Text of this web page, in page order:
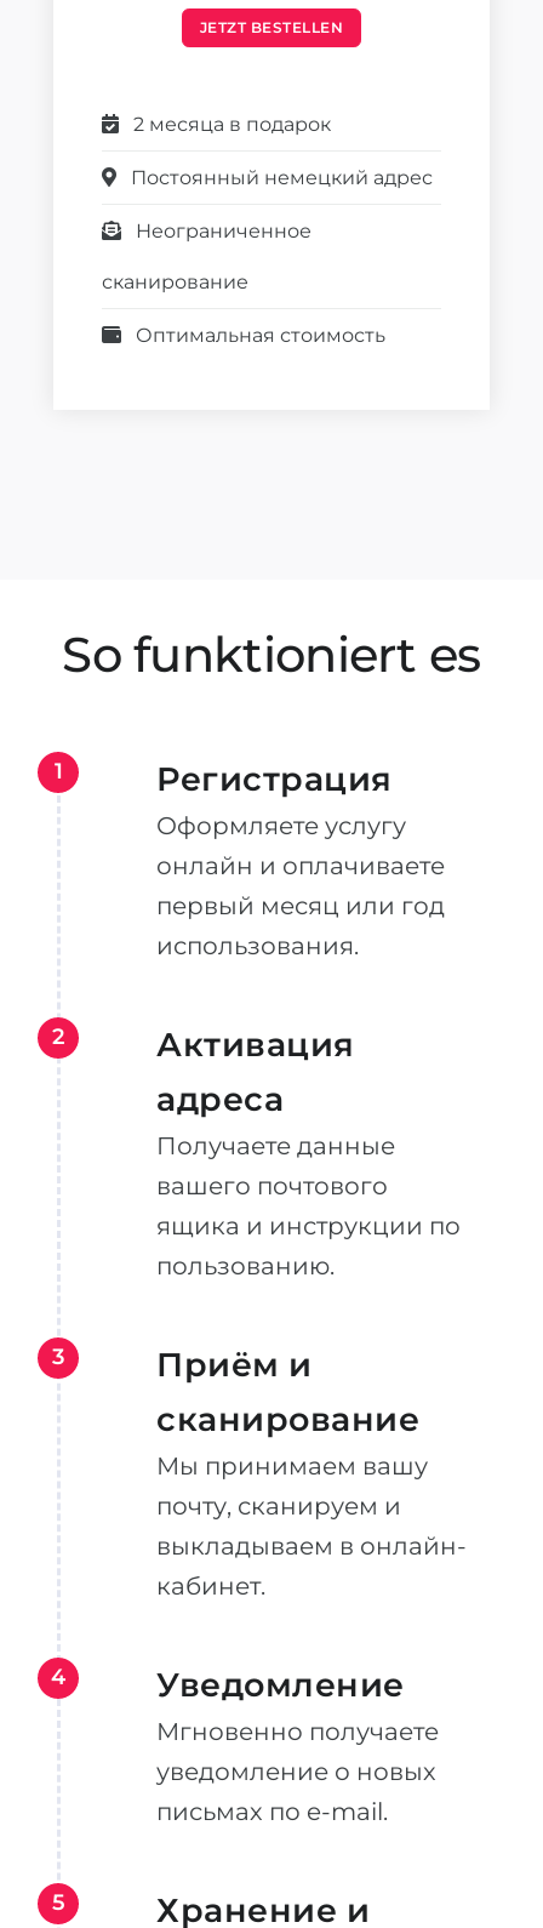
JETZT BESTELLEN
2 месяца в подарок
Постоянный немецкий адрес
Неограниченное
сканирование
Оптимальная стоимость
So funktioniert es
1 Регистрация
Оформляете услугу
онлайн и оплачиваете
первый месяц или год
использования.
2
Активация
адреса
Получаете данные
вашего почтового
ящика и инструкции по
пользованию.
3
Приём и
сканирование
Мы принимаем вашу
почту, сканируем и
выкладываем в онлайн-
кабинет.
4 Уведомление
Мгновенно получаете
уведомление о новых
письмах по e-mail.
5 Хранение и